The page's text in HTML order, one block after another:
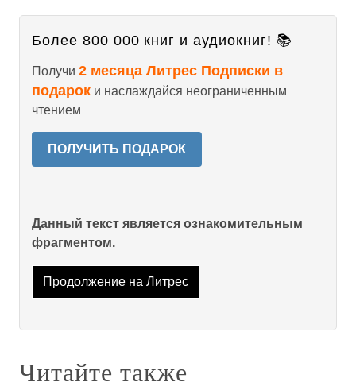
Более 800 000 книг и аудиокниг! 📚
Получи 2 месяца Литрес Подписки в
подарок и наслаждайся неограниченным
чтением
ПОЛУЧИТЬ ПОДАРОК
Данный текст является ознакомительным
фрагментом.
Продолжение на Литрес
Читайте также